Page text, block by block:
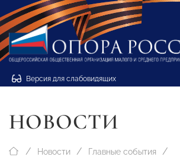
Версия для слабовидящих
НОВОСТИ
Новости Главные события